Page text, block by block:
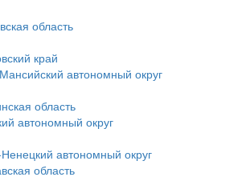
область
край
автономный округ
область
автономный округ
автономный округ
область